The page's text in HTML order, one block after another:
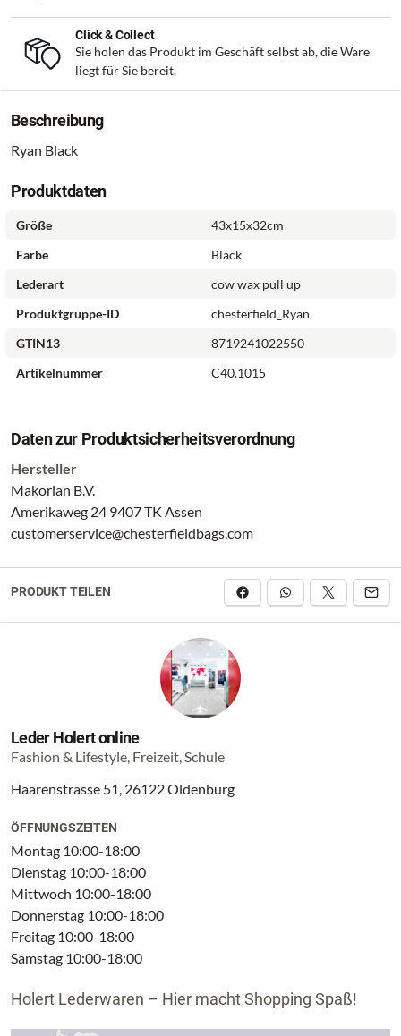
Click & Collect
Sie holen das Produkt im Geschäft selbst ab, die Ware
liegt für Sie bereit.
Beschreibung
Ryan Black
Produktdaten
Größe
43x15x32cm
Farbe
Black
Lederart
cow wax pull up
Produktgruppe-ID
chesterfield_Ryan
GTIN13
8719241022550
Artikelnummer
C40.1015
Daten zur Produktsicherheitsverordnung
Hersteller
Makorian B.V.
Amerikaweg 24 9407 TK Assen
customerservice@chesterfieldbags.com
PRODUKT TEILEN
Leder Holert online
Fashion & Lifestyle, Freizeit, Schule
Haarenstrasse 51, 26122 Oldenburg
ÖFFNUNGSZEITEN
Montag 10:00-18:00
Dienstag 10:00-18:00
Mittwoch 10:00-18:00
Donnerstag 10:00-18:00
Freitag 10:00-18:00
Samstag 10:00-18:00
Holert Lederwaren – Hier macht Shopping Spaß!